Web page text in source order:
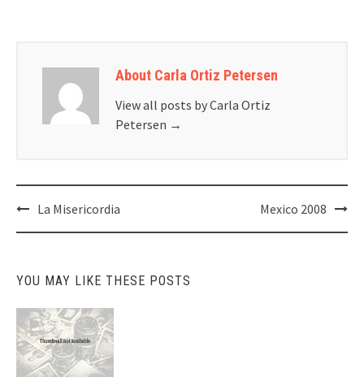
About Carla Ortiz Petersen
View all posts by Carla Ortiz
Petersen →
Post
navigation
La Misericordia Mexico 2008
YOU MAY LIKE THESE POSTS